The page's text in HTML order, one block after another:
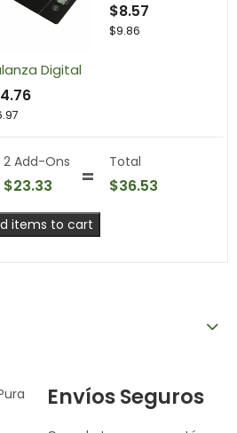
Digital
$8.57
$9.86
2 Add-Ons
$23.33
Total
$36.53
items to cart
Envíos Seguros